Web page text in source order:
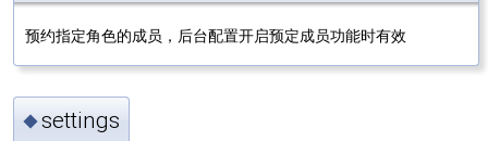
预约指定角色的成员，后台配置开启预定成员功能时有效
◆settings